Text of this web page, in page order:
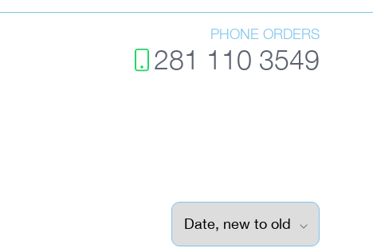
PHONE ORDERS
281 110 3549
Sort by: